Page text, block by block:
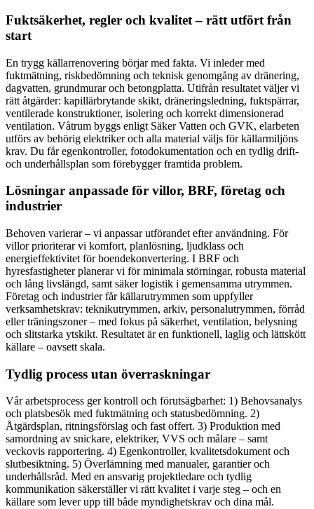
Fuktsäkerhet, regler och kvalitet – rätt utfört från
start
En trygg källarrenovering börjar med fakta. Vi inleder med
fuktmätning, riskbedömning och teknisk genomgång av dränering,
dagvatten, grundmurar och betongplatta. Utifrån resultatet väljer vi
rätt åtgärder: kapillärbrytande skikt, dräneringsledning, fuktspärrar,
ventilerade konstruktioner, isolering och korrekt dimensionerad
ventilation. Våtrum byggs enligt Säker Vatten och GVK, elarbeten
utförs av behörig elektriker och alla material väljs för källarmiljöns
krav. Du får egenkontroller, fotodokumentation och en tydlig drift-
och underhållsplan som förebygger framtida problem.
Lösningar anpassade för villor, BRF, företag och
industrier
Behoven varierar – vi anpassar utförandet efter användning. För
villor prioriterar vi komfort, planlösning, ljudklass och
energieffektivitet för boendekonvertering. I BRF och
hyresfastigheter planerar vi för minimala störningar, robusta material
och lång livslängd, samt säker logistik i gemensamma utrymmen.
Företag och industrier får källarutrymmen som uppfyller
verksamhetskrav: teknikutrymmen, arkiv, personalutrymmen, förråd
eller träningszoner – med fokus på säkerhet, ventilation, belysning
och slitstarka ytskikt. Resultatet är en funktionell, laglig och lättskött
källare – oavsett skala.
Tydlig process utan överraskningar
Vår arbetsprocess ger kontroll och förutsägbarhet: 1) Behovsanalys
och platsbesök med fuktmätning och statusbedömning. 2)
Åtgärdsplan, ritningsförslag och fast offert. 3) Produktion med
samordning av snickare, elektriker, VVS och målare – samt
veckovis rapportering. 4) Egenkontroller, kvalitetsdokument och
slutbesiktning. 5) Överlämning med manualer, garantier och
underhållsråd. Med en ansvarig projektledare och tydlig
kommunikation säkerställer vi rätt kvalitet i varje steg – och en
källare som lever upp till både myndighetskrav och dina mål.